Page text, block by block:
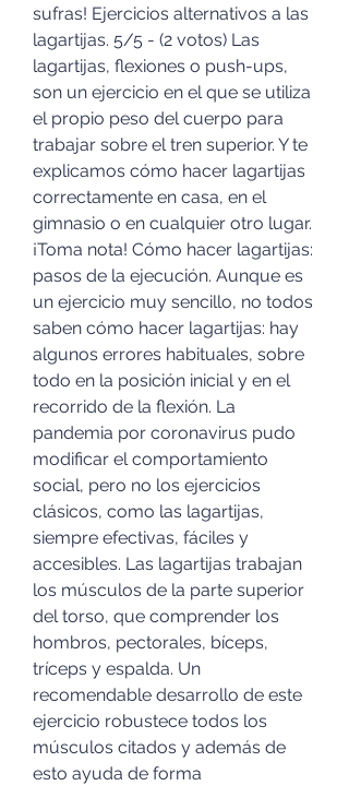
sufras! Ejercicios alternativos a las
lagartijas. 5/5 - (2 votos) Las
lagartijas, flexiones o push-ups,
son un ejercicio en el que se utiliza
el propio peso del cuerpo para
trabajar sobre el tren superior. Y te
explicamos cómo hacer lagartijas
correctamente en casa, en el
gimnasio o en cualquier otro lugar.
¡Toma nota! Cómo hacer lagartijas:
pasos de la ejecución. Aunque es
un ejercicio muy sencillo, no todos
saben cómo hacer lagartijas: hay
algunos errores habituales, sobre
todo en la posición inicial y en el
recorrido de la flexión. La
pandemia por coronavirus pudo
modificar el comportamiento
social, pero no los ejercicios
clásicos, como las lagartijas,
siempre efectivas, fáciles y
accesibles. Las lagartijas trabajan
los músculos de la parte superior
del torso, que comprender los
hombros, pectorales, bíceps,
tríceps y espalda. Un
recomendable desarrollo de este
ejercicio robustece todos los
músculos citados y además de
esto ayuda de forma